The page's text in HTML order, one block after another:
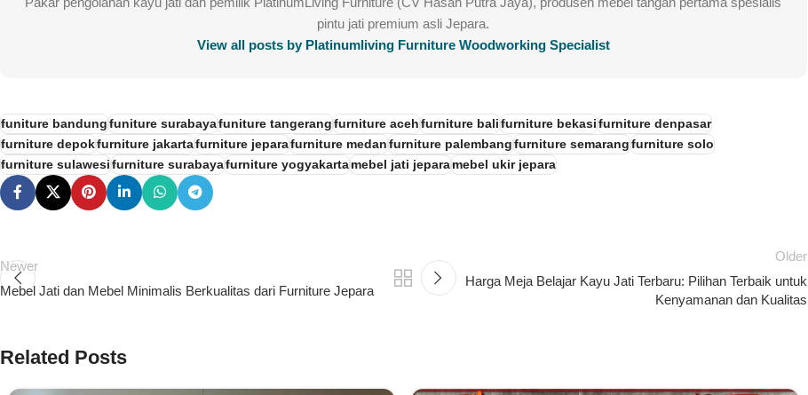
pintu jati premium asli Jepara.
View all posts by Platinumliving Furniture Woodworking Specialist
funiture bandung funiture surabayafuniture tangerang furniture aceh furniture bali furniture bekasi furniture denpasar
furniture depokfurniture jakartafurniture jeparafurniture medan furniture palembang furniture semarang furniture solo
furniture sulawesi furniture surabayafurniture yogyakartamebel jati jeparamebel ukir jepara
Newer
Mebel Jati dan Mebel Minimalis Berkualitas dari Furniture Jepara
Older
Harga Meja Belajar Kayu Jati Terbaru: Pilihan Terbaik untuk
Kenyamanan dan Kualitas
Related Posts